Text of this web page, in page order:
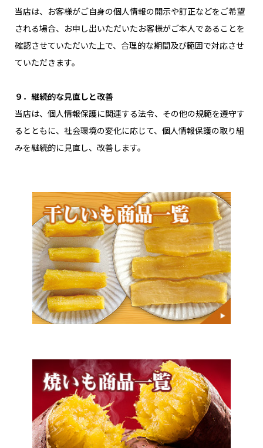
当店は、お客様がご自身の個人情報の開示や訂正などをご希望
される場合、お申し出いただいたお客様がご本人であることを
確認させていただいた上で、合理的な期間及び範囲で対応させ
ていただきます。
９．継続的な見直しと改善
当店は、個人情報保護に関連する法令、その他の規範を遵守す
るとともに、社会環境の変化に応じて、個人情報保護の取り組
みを継続的に見直し、改善します。